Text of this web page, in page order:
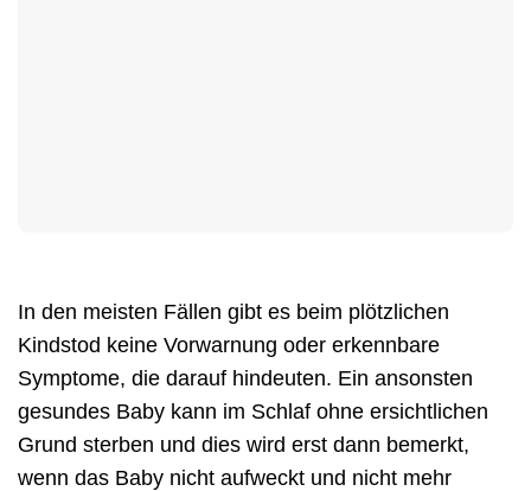
In den meisten Fällen gibt es beim plötzlichen
Kindstod keine Vorwarnung oder erkennbare
Symptome, die darauf hindeuten. Ein ansonsten
gesundes Baby kann im Schlaf ohne ersichtlichen
Grund sterben und dies wird erst dann bemerkt,
wenn das Baby nicht aufweckt und nicht mehr